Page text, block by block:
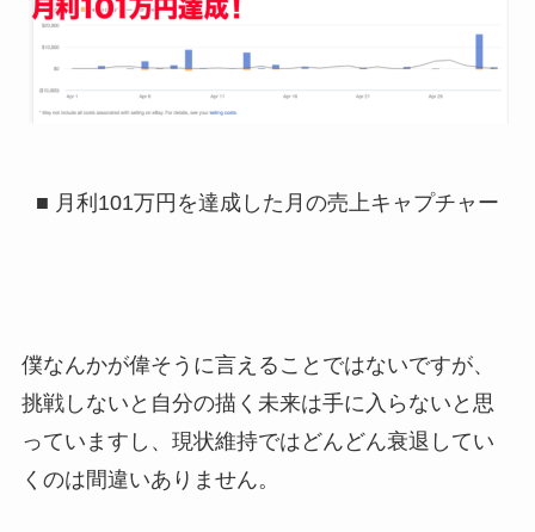
■ 月利101万円を達成した月の売上キャプチャー
僕なんかが偉そうに言えることではないですが、
挑戦しないと自分の描く未来は手に入らないと思
っていますし、現状維持ではどんどん衰退してい
くのは間違いありません。